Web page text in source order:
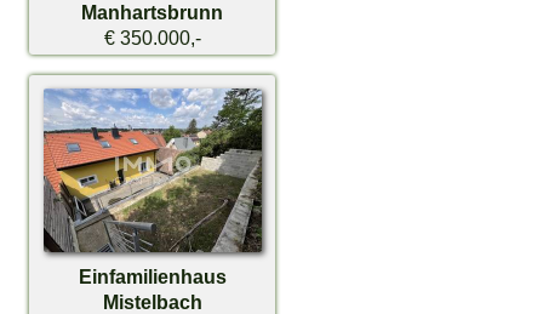
Manhartsbrunn
€ 350.000,-
Einfamilienhaus
Mistelbach